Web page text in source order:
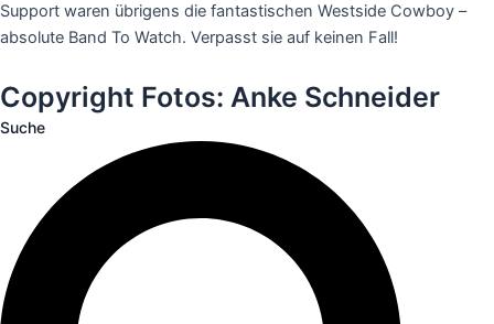
Support waren übrigens die fantastischen Westside Cowboy –
absolute Band To Watch. Verpasst sie auf keinen Fall!
Copyright Fotos: Anke Schneider
Suche